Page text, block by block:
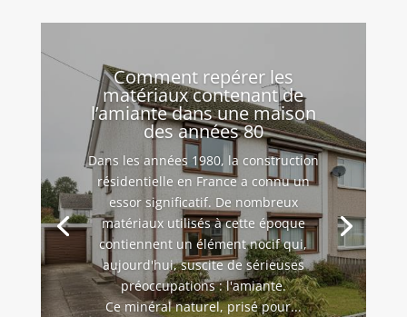
Comment repérer les
matériaux contenant de
l’amiante dans une maison
des années 80
Dans les années 1980, la construction
résidentielle en France a connu un
essor significatif. De nombreux
matériaux utilisés à cette époque
contiennent un élément nocif qui,
aujourd'hui, suscite de sérieuses
préoccupations : l'amiante.
Ce minéral naturel, prisé pour...